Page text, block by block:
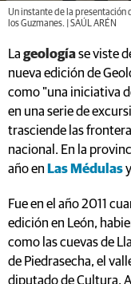
Un instante de la presentación
los Guzmanes. | SAÚL ARÉN
La geologíase viste
nueva edición de
como "una iniciativa
en una serie de
trasciende las
nacional. En la
año en Las Médulas
Fue en el año 2011
edición en León,
como las cuevas de
de Piedrasecha, el
diputado de Cultura,